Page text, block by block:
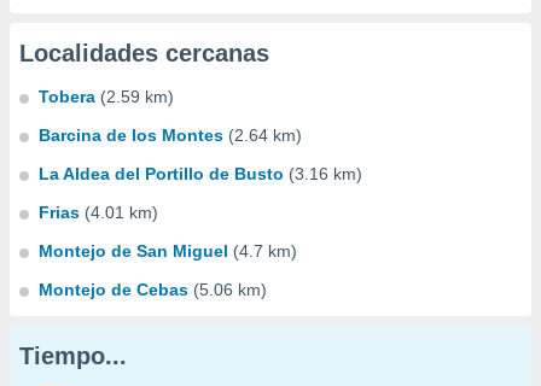
Localidades cercanas
Tobera (2.59 km)
Barcina de los Montes (2.64 km)
La Aldea del Portillo de Busto (3.16 km)
Frias (4.01 km)
Montejo de San Miguel (4.7 km)
Montejo de Cebas (5.06 km)
Tiempo...